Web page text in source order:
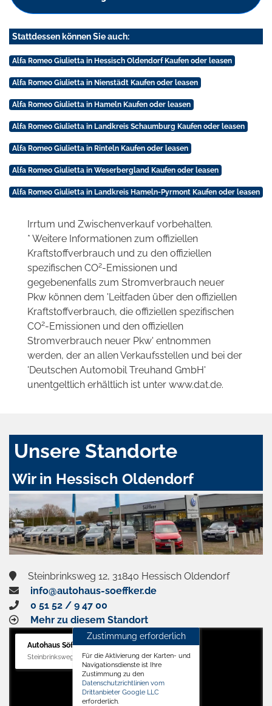
Stattdessen können Sie auch:
Alfa Romeo Giulietta in Hessisch Oldendorf Kaufen oder leasen
Alfa Romeo Giulietta in Nienstädt Kaufen oder leasen
Alfa Romeo Giulietta in Hameln Kaufen oder leasen
Alfa Romeo Giulietta in Landkreis Schaumburg Kaufen oder leasen
Alfa Romeo Giulietta in Rinteln Kaufen oder leasen
Alfa Romeo Giulietta in Weserbergland Kaufen oder leasen
Alfa Romeo Giulietta in Landkreis Hameln-Pyrmont Kaufen oder leasen
Irrtum und Zwischenverkauf vorbehalten.
* Weitere Informationen zum offiziellen
Kraftstoffverbrauch und zu den offiziellen
spezifischen CO2-Emissionen und
gegebenenfalls zum Stromverbrauch neuer
Pkw können dem 'Leitfaden über den offiziellen
Kraftstoffverbrauch, die offiziellen spezifischen
CO2-Emissionen und den offiziellen
Stromverbrauch neuer Pkw' entnommen
werden, der an allen Verkaufsstellen und bei der
'Deutschen Automobil Treuhand GmbH'
unentgeltlich erhältlich ist unter www.dat.de.
Unsere Standorte
Wir in Hessisch Oldendorf
Steinbrinksweg 12, 31840 Hessisch Oldendorf
info@autohaus-soeffker.de
0 51 52 / 9 47 00
Mehr zu diesem Standort
Autohaus Söffker GmbH
Steinbrinksweg 12, 31840 Hessisch Oldendorf
Zustimmung erforderlich
Für die Aktivierung der Karten- und
Navigationsdienste ist Ihre
Zustimmung zu den
Datenschutzrichtlinien vom
Drittanbieter Google LLC
erforderlich.